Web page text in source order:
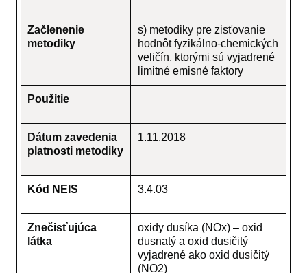
Začlenenie
metodiky
s) metodiky pre zisťovanie
hodnôt fyzikálno-chemických
veličín, ktorými sú vyjadrené
limitné emisné faktory
Použitie
Dátum zavedenia
platnosti metodiky
1.11.2018
Kód NEIS 3.4.03
Znečisťujúca
látka
oxidy dusíka (NOx) – oxid
dusnatý a oxid dusičitý
vyjadrené ako oxid dusičitý
(NO2)